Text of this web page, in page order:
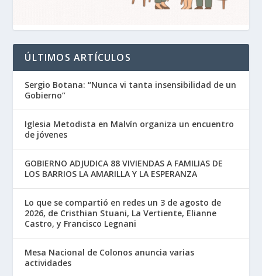
ÚLTIMOS ARTÍCULOS
Sergio Botana: “Nunca vi tanta insensibilidad de un
Gobierno”
Iglesia Metodista en Malvín organiza un encuentro
de jóvenes
GOBIERNO ADJUDICA 88 VIVIENDAS A FAMILIAS DE
LOS BARRIOS LA AMARILLA Y LA ESPERANZA
Lo que se compartió en redes un 3 de agosto de
2026, de Cristhian Stuani, La Vertiente, Elianne
Castro, y Francisco Legnani
Mesa Nacional de Colonos anuncia varias
actividades